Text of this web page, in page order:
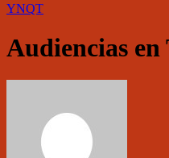
YNQT
Audiencias